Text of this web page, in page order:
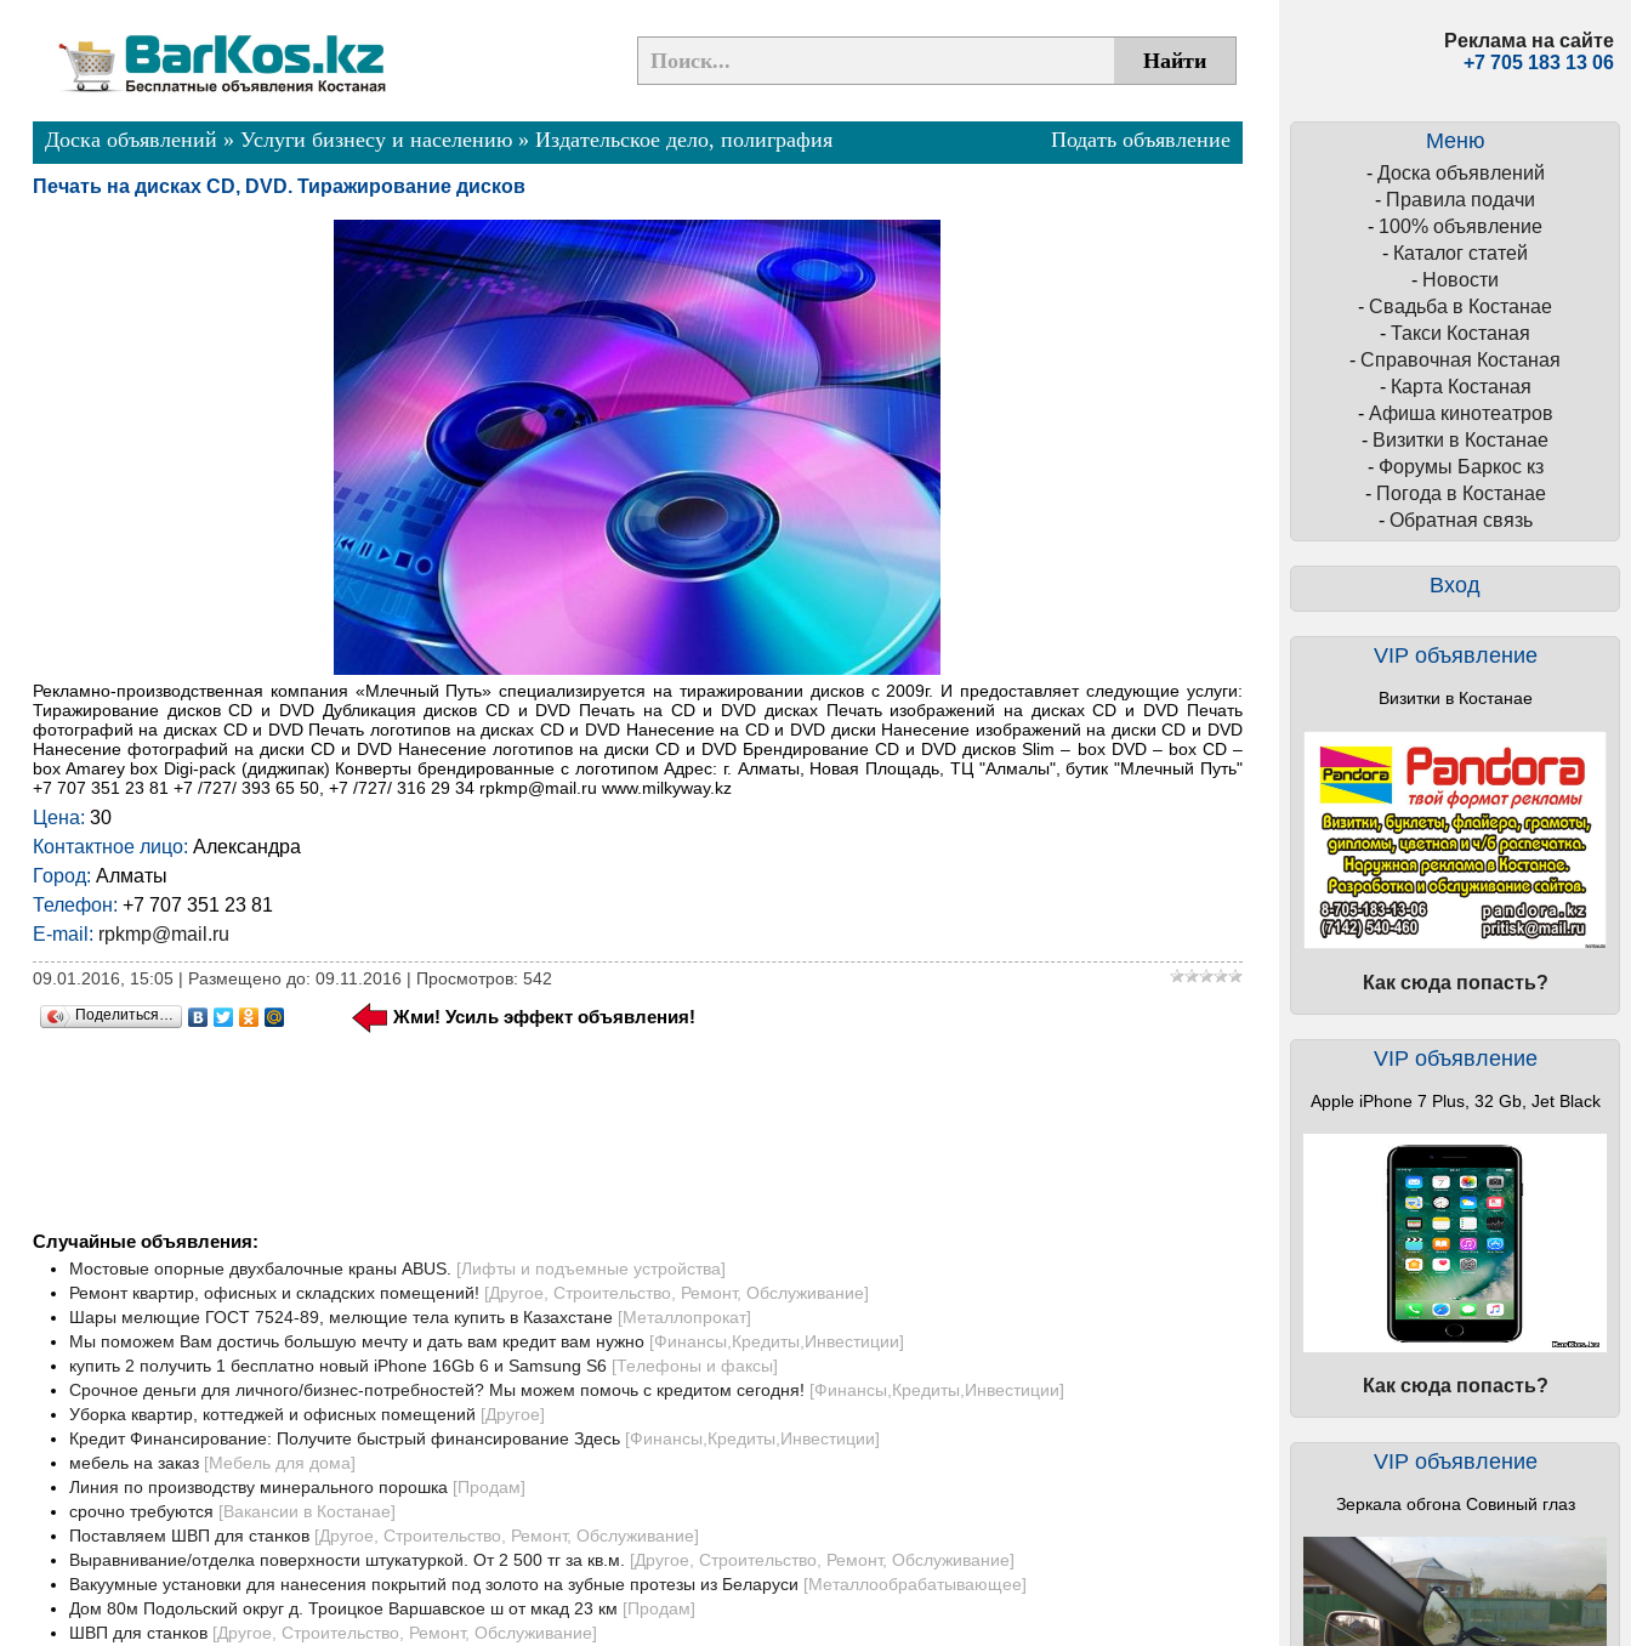
Реклама на сайте
+7 705 183 13 06
Меню
- Доска объявлений
- Правила подачи
- 100% объявление
- Каталог статей
- Новости
- Свадьба в Костанае
- Такси Костаная
- Справочная Костаная
- Карта Костаная
- Афиша кинотеатров
- Визитки в Костанае
- Форумы Баркос кз
- Погода в Костанае
- Обратная связь
Вход
VIP объявление
Визитки в Костанае
Как сюда попасть?
VIP объявление
Apple iPhone 7 Plus, 32 Gb, Jet Black
Как сюда попасть?
VIP объявление
Зеркала обгона Совиный глаз
Подать объявление
Доска объявлений » Услуги бизнесу и населению» Издательское дело, полиграфия
Печать на дисках CD, DVD. Тиражирование дисков
Рекламно-производственная компания «Млечный Путь» специализируется на тиражировании дисков с 2009г. И предоставляет следующие услуги:
Тиражирование дисков CD и DVD Дубликация дисков CD и DVD Печать на CD и DVD дисках Печать изображений на дисках CD и DVD Печать
фотографий на дисках CD и DVD Печать логотипов на дисках CD и DVD Нанесение на CD и DVD диски Нанесение изображений на диски CD и DVD
Нанесение фотографий на диски CD и DVD Нанесение логотипов на диски CD и DVD Брендирование CD и DVD дисков Slim – box DVD – box CD –
box Amarey box Digi-pack (диджипак) Конверты брендированные с логотипом Адрес: г. Алматы, Новая Площадь, ТЦ "Алмалы", бутик "Млечный Путь"
+7 707 351 23 81 +7 /727/ 393 65 50, +7 /727/ 316 29 34 rpkmp@mail.ru www.milkyway.kz
Цена: 30
Контактное лицо: Александра
Город: Алматы
Телефон: +7 707 351 23 81
E-mail: rpkmp@mail.ru
09.01.2016, 15:05 | Размещено до: 09.11.2016 | Просмотров: 542
Поделиться… Жми! Усиль эффект объявления!
Случайные объявления:
Мостовые опорные двухбалочные краны ABUS. [Лифты и подъемные устройства]
Ремонт квартир, офисных и складских помещений! [Другое, Строительство, Ремонт, Обслуживание]
Шары мелющие ГОСТ 7524-89, мелющие тела купить в Казахстане [Металлопрокат]
Мы поможем Вам достичь большую мечту и дать вам кредит вам нужно [Финансы,Кредиты,Инвестиции]
купить 2 получить 1 бесплатно новый iPhone 16Gb 6 и Samsung S6 [Телефоны и факсы]
Срочное деньги для личного/бизнес-потребностей? Мы можем помочь с кредитом сегодня! [Финансы,Кредиты,Инвестиции]
Уборка квартир, коттеджей и офисных помещений [Другое]
Кредит Финансирование: Получите быстрый финансирование Здесь [Финансы,Кредиты,Инвестиции]
мебель на заказ [Мебель для дома]
Линия по производству минерального порошка [Продам]
срочно требуются [Вакансии в Костанае]
Поставляем ШВП для станков [Другое, Строительство, Ремонт, Обслуживание]
Выравнивание/отделка поверхности штукатуркой. От 2 500 тг за кв.м.
[Другое, Строительство, Ремонт, Обслуживание]
Вакуумные установки для нанесения покрытий под золото на зубные протезы из Беларуси [Металлообрабатывающее]
Дом 80м Подольский округ д. Троицкое Варшавское ш от мкад 23 км [Продам]
ШВП для станков [Другое, Строительство, Ремонт, Обслуживание]